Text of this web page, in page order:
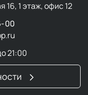
16, 1 этаж, офис 12
00
21:00